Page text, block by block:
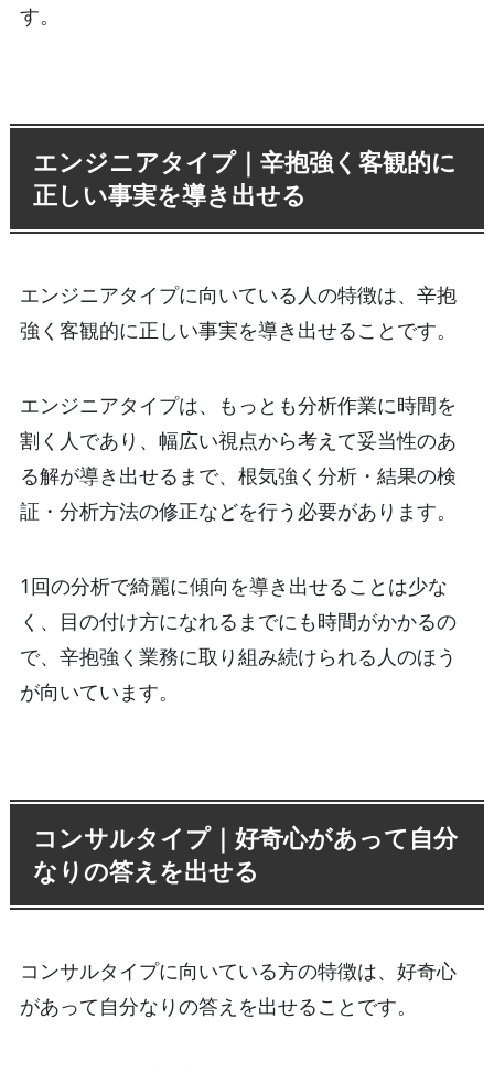
す。
エンジニアタイプ｜辛抱強く客観的に
正しい事実を導き出せる
エンジニアタイプに向いている人の特徴は、辛抱
強く客観的に正しい事実を導き出せることです。
エンジニアタイプは、もっとも分析作業に時間を
割く人であり、幅広い視点から考えて妥当性のあ
る解が導き出せるまで、根気強く分析・結果の検
証・分析方法の修正などを行う必要があります。
1回の分析で綺麗に傾向を導き出せることは少な
く、目の付け方になれるまでにも時間がかかるの
で、辛抱強く業務に取り組み続けられる人のほう
が向いています。
コンサルタイプ｜好奇心があって自分
なりの答えを出せる
コンサルタイプに向いている方の特徴は、好奇心
があって自分なりの答えを出せることです。